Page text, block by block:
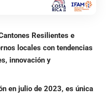
Resilientes e
locales con tendencias
innovación y
en julio de 2023, es única